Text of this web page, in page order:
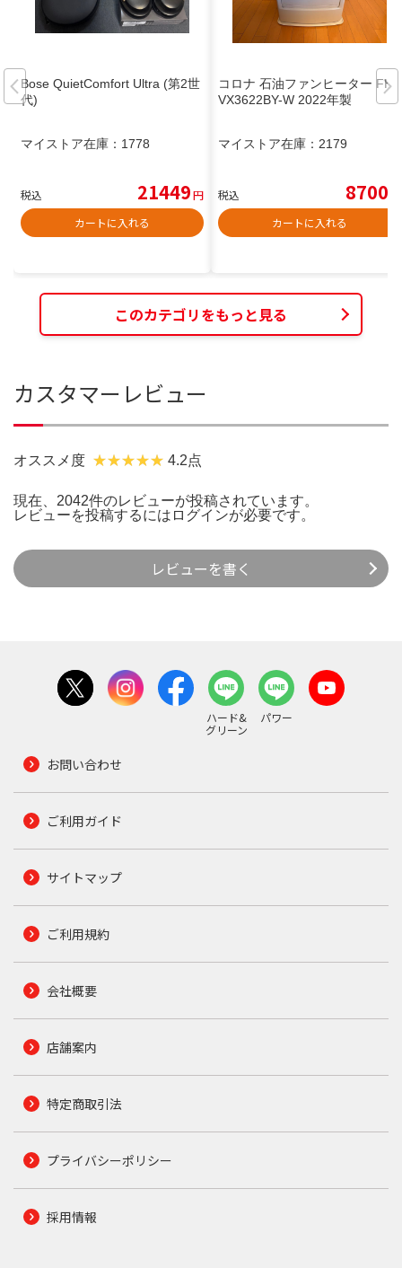
Bose QuietComfort Ultra (第2世
代)
マイストア在庫： 1778
税込 21449円
カートに入れる
コロナ 石油ファンヒーター FH-
VX3622BY-W 2022年製
マイストア在庫： 2179
税込 8700
カートに入れる
このカテゴリをもっと見る
カスタマーレビュー
オススメ度 4.2点
現在、2042件のレビューが投稿されています。
レビューを投稿するには ログインが必要です。
レビューを書く
ハード&
グリーン
パワー
お問い合わせ
ご利用ガイド
サイトマップ
ご利用規約
会社概要
店舗案内
特定商取引法
プライバシーポリシー
採用情報